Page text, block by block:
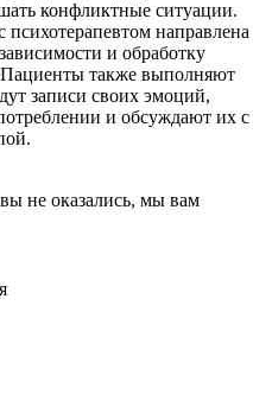
конфликтные ситуации.
психотерапевтом направлена
и обработку
Пациенты также выполняют
записи своих эмоций,
и обсуждают их с
не оказались, мы вам